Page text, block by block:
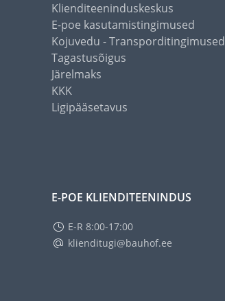
Klienditeeninduskeskus
E-poe kasutamistingimused
Kojuvedu - Transporditingimused
Tagastusõigus
Järelmaks
KKK
Ligipääsetavus
E-POE KLIENDITEENINDUS
E-R 8:00-17:00
klienditugi@bauhof.ee